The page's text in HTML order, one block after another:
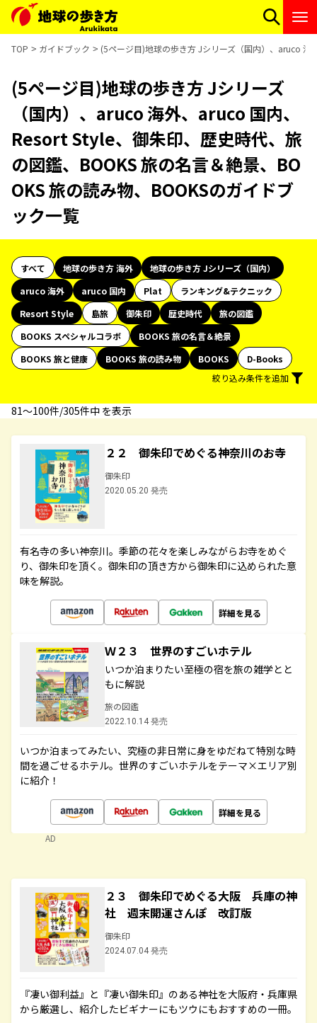
TOP ガイドブック (5ページ目)地球の歩き方 Jシリーズ（国内）、aruco 海
(5ページ目)地球の歩き方 Jシリーズ
（国内）、aruco 海外、aruco 国内、
Resort Style、御朱印、歴史時代、旅
の図鑑、BOOKS 旅の名言＆絶景、BO
OKS 旅の読み物、BOOKSのガイドブ
ック一覧
すべて 地球の歩き方 海外
地球の歩き方 Jシリーズ（国内）
aruco 海外
aruco 国内 Plat
ランキング&テクニック
Resort Style
島旅 御朱印 歴史時代
旅の図鑑
BOOKS スペシャルコラボ
BOOKS 旅の名言＆絶景
BOOKS 旅と健康
BOOKS 旅の読み物 BOOKS
D-Books
絞り込み条件を追加
81〜100件/305件中 を表示
２２ 御朱印でめぐる神奈川のお寺
御朱印
2020.05.20 発売
有名寺の多い神奈川。季節の花々を楽しみながらお寺をめぐ
り、御朱印を頂く。御朱印の頂き方から御朱印に込められた意
味を解説。
詳細を見る
Ｗ２３ 世界のすごいホテル
いつか泊まりたい至極の宿を旅の雑学とと
もに解説
旅の図鑑
2022.10.14 発売
いつか泊まってみたい、究極の非日常に身をゆだねて特別な時
間を過ごせるホテル。世界のすごいホテルをテーマ×エリア別
に紹介！
詳細を見る
AD
２３ 御朱印でめぐる大阪 兵庫の神
社 週末開運さんぽ 改訂版
御朱印
2024.07.04 発売
『凄い御利益』と『凄い御朱印』のある神社を大阪府・兵庫県
から厳選し、紹介したビギナーにもツウにもおすすめの一冊。